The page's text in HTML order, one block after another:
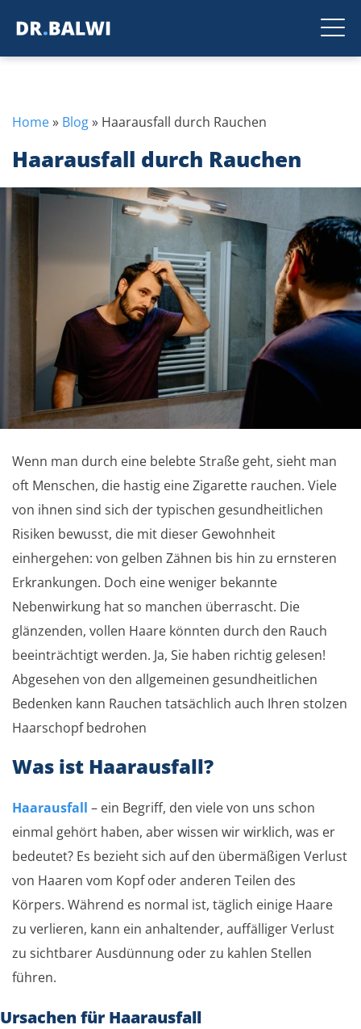
Home» Blog» Haarausfall durch Rauchen
Haarausfall durch Rauchen
Wenn man durch eine belebte Straße geht, sieht man
oft Menschen, die hastig eine Zigarette rauchen. Viele
von ihnen sind sich der typischen gesundheitlichen
Risiken bewusst, die mit dieser Gewohnheit
einhergehen: von gelben Zähnen bis hin zu ernsteren
Erkrankungen. Doch eine weniger bekannte
Nebenwirkung hat so manchen überrascht. Die
glänzenden, vollen Haare könnten durch den Rauch
beeinträchtigt werden. Ja, Sie haben richtig gelesen!
Abgesehen von den allgemeinen gesundheitlichen
Bedenken kann Rauchen tatsächlich auch Ihren stolzen
Haarschopf bedrohen
Was ist Haarausfall?
Haarausfall – ein Begriff, den viele von uns schon
einmal gehört haben, aber wissen wir wirklich, was er
bedeutet? Es bezieht sich auf den übermäßigen Verlust
von Haaren vom Kopf oder anderen Teilen des
Körpers. Während es normal ist, täglich einige Haare
zu verlieren, kann ein anhaltender, auffälliger Verlust
zu sichtbarer Ausdünnung oder zu kahlen Stellen
führen.
Ursachen für Haarausfall